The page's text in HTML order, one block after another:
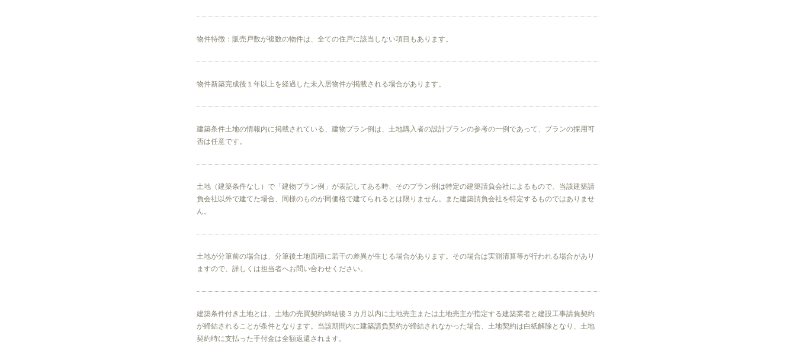
物件特徴：販売戸数が複数の物件は、全ての住戸に該当しない項目もあります。
物件新築完成後１年以上を経過した未入居物件が掲載される場合があります。
建築条件土地の情報内に掲載されている、建物プラン例は、土地購入者の設計プランの参考の一例であって、プランの採用可
否は任意です。
土地（建築条件なし）で「建物プラン例」が表記してある時、そのプラン例は特定の建築請負会社によるもので、当該建築請
負会社以外で建てた場合、同様のものが同価格で建てられるとは限りません。また建築請負会社を特定するものではありませ
ん。
土地が分筆前の場合は、分筆後土地面積に若干の差異が生じる場合があります。その場合は実測清算等が行われる場合があり
ますので、詳しくは担当者へお問い合わせください。
建築条件付き土地とは、土地の売買契約締結後３カ月以内に土地売主または土地売主が指定する建築業者と建設工事請負契約
が締結されることが条件となります。当該期間内に建築請負契約が締結されなかった場合、土地契約は白紙解除となり、土地
契約時に支払った手付金は全額返還されます。